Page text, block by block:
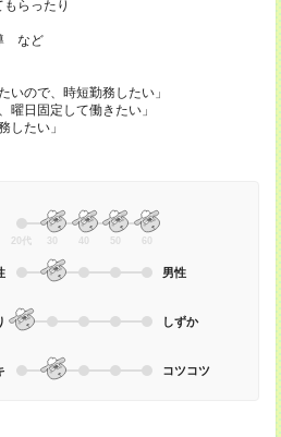
らったり
など
いので、時短勤務したい」
曜日固定して働きたい」
したい」
20代 30 40 50 60
男性
しずか
コツコツ